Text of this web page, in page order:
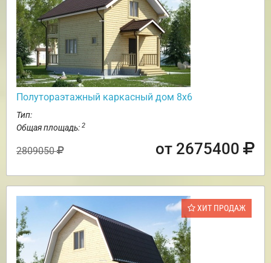
Полутораэтажный каркасный дом 8х6
Тип:
Общая площадь: 2
2809050 от 2675400
ХИТ ПРОДАЖ